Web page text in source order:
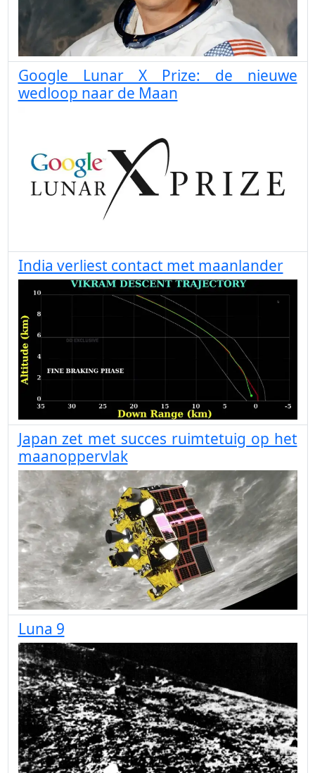
Google Lunar X Prize: de nieuwe
wedloop naar de Maan
India verliest contact met maanlander
Japan zet met succes ruimtetuig op het
maanoppervlak
Luna 9